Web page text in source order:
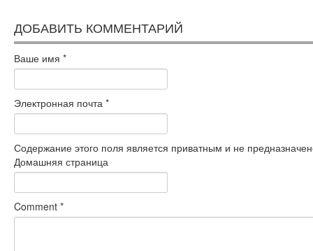
ДОБАВИТЬ КОММЕНТАРИЙ
Ваше имя *
Электронная почта *
Содержание этого поля является приватным и не
Домашняя страница
Comment *